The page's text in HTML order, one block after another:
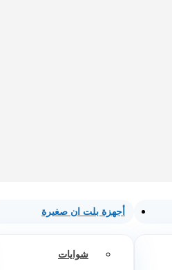
أجهزة بلت ان صغيرة
شوايات